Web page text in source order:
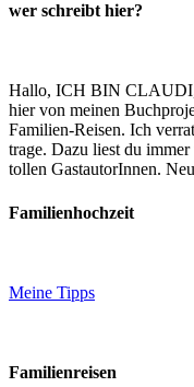
wer schreibt hier?
Hallo, ICH BIN CLAUDI,
hier von meinen
Familien-Reisen. Ich
trage. Dazu liest du
tollen GastautorInnen.
Familienhochzeit
Meine Tipps
Familienreisen